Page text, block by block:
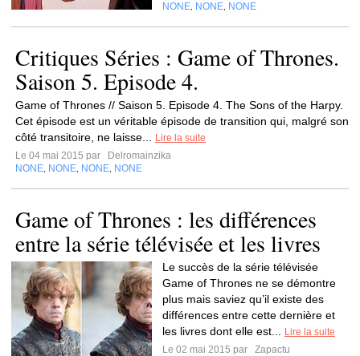
NONE NONE NONE
Critiques Séries : Game of Thrones.
Saison 5. Episode 4.
Game of Thrones // Saison 5. Episode 4. The Sons of the Harpy.
Cet épisode est un véritable épisode de transition qui, malgré son
côté transitoire, ne laisse...
Lire la suite
Le 04 mai 2015 par
Delromainzika
NONE NONE NONE NONE
Game of Thrones : les différences
entre la série télévisée et les livres
Le succès de la série télévisée
Game of Thrones ne se démontre
plus mais saviez qu’il existe des
différences entre cette dernière et
les livres dont elle est...
Lire la suite
Le 02 mai 2015 par
Zapactu